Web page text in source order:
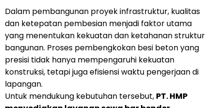
Dalam pembangunan proyek infrastruktur, kualitas
dan ketepatan pembesian menjadi faktor utama
yang menentukan kekuatan dan ketahanan struktur
bangunan. Proses pembengkokan besi beton yang
presisi tidak hanya mempengaruhi kekuatan
konstruksi, tetapi juga efisiensi waktu pengerjaan di
lapangan.
Untuk mendukung kebutuhan tersebut, PT. HMP